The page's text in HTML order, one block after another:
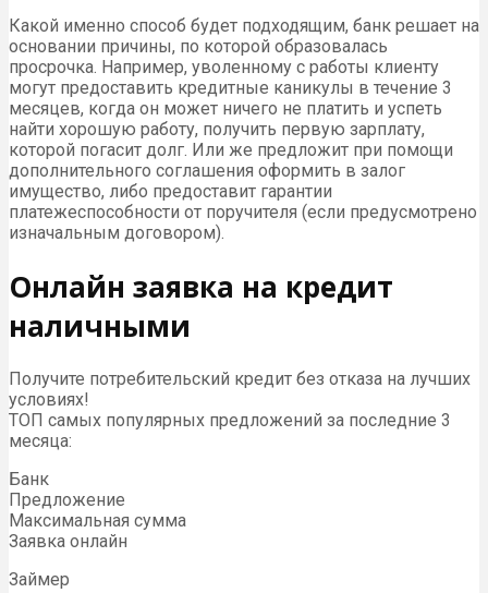
Какой именно способ будет подходящим, банк решает на
основании причины, по которой образовалась
просрочка. Например, уволенному с работы клиенту
могут предоставить кредитные каникулы в течение 3
месяцев, когда он может ничего не платить и успеть
найти хорошую работу, получить первую зарплату,
которой погасит долг. Или же предложит при помощи
дополнительного соглашения оформить в залог
имущество, либо предоставит гарантии
платежеспособности от поручителя (если предусмотрено
изначальным договором).
Онлайн заявка на кредит
наличными
Получите потребительский кредит без отказа на лучших
условиях!
ТОП самых популярных предложений за последние 3
месяца:
Банк
Предложение
Максимальная сумма
Заявка онлайн
Займер